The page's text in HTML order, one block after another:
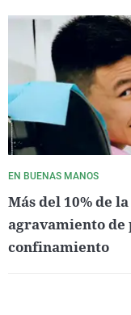
EN BUENAS MANOS
Más del 10% de
agravamiento de
confinamiento